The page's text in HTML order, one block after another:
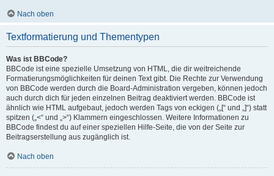
Nach oben
Textformatierung und Thementypen
Was ist BBCode?
BBCode ist eine spezielle Umsetzung von HTML, die dir weitreichende
Formatierungsmöglichkeiten für deinen Text gibt. Die Rechte zur Verwendung
von BBCode werden durch die Board-Administration vergeben, können jedoch
auch durch dich für jeden einzelnen Beitrag deaktiviert werden. BBCode ist
ähnlich wie HTML aufgebaut, jedoch werden Tags von eckigen („[“ und „]“) statt
spitzen („<“ und „>“) Klammern eingeschlossen. Weitere Informationen zu
BBCode findest du auf einer speziellen Hilfe-Seite, die von der Seite zur
Beitragserstellung aus zugänglich ist.
Nach oben